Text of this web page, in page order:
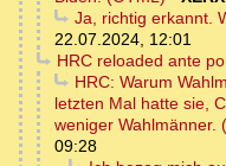
Ja, richtig erkannt.
22.07.2024, 12:01
HRC reloaded ante
HRC: Warum
letzten Mal hatte sie,
weniger Wahlmänner.
09:28